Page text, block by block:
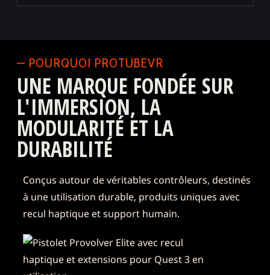
— POURQUOI PROTUBEVR
UNE MARQUE FONDÉE SUR
L'IMMERSION, LA
MODULARITÉ ET LA
DURABILITÉ
Conçus autour de véritables contrôleurs, destinés
à une utilisation durable, produits uniques avec
recul haptique et support humain.